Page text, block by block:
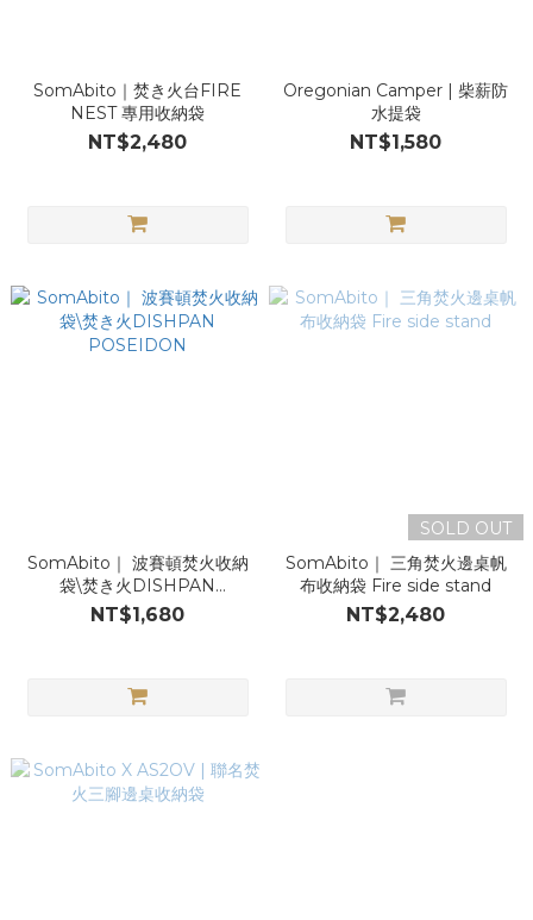
SomAbito｜焚き火台FIRE
NEST 專用收納袋
NT$2,480
Oregonian Camper | 柴薪防
水提袋
NT$1,580
SomAbito｜ 波賽頓焚火收納
袋\焚き火DISHPAN
POSEIDON
NT$1,680
SOLD OUT
SomAbito｜ 三角焚火邊桌帆
布收納袋 Fire side stand
NT$2,480